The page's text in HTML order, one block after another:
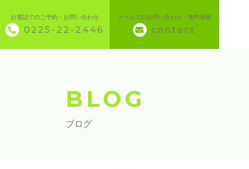
お電話でのご予約・お問い合わせ
0225-22-2446
メールでのお問い合わせ・無料体験
contact
◇ トップページ
BLOG
ブログ